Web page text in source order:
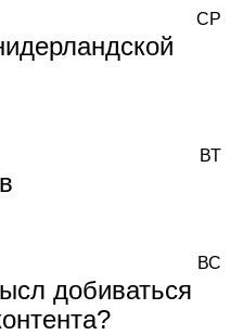
СР
ВТ
добиваться
ВС